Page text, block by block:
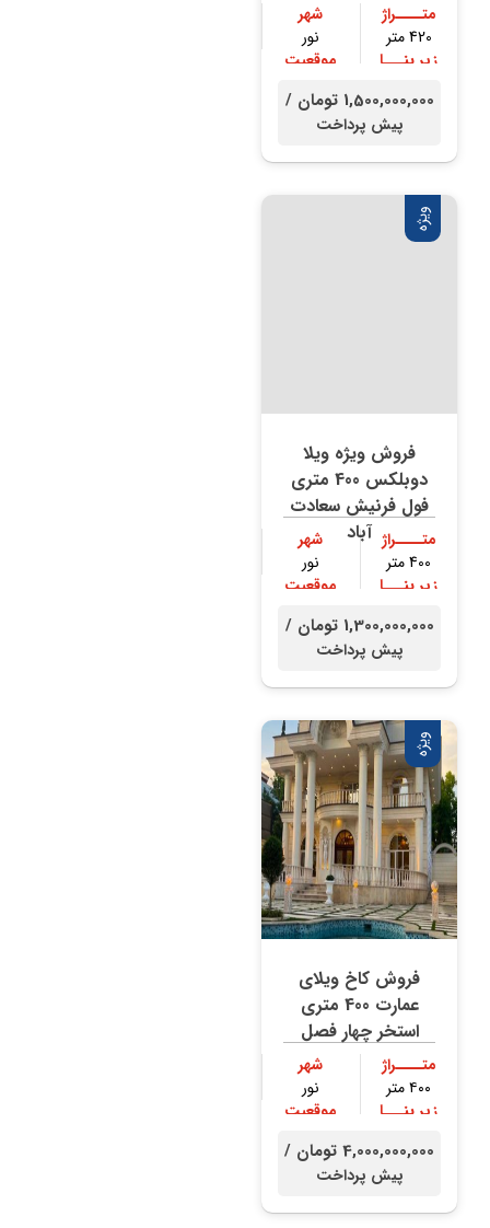
متــــراژ
420 متر
شهر
نور
زیر بنـــا
موقعیت
1,500,000,000 تومان /
پیش پرداخت
ویژه
فروش ویژه ویلا
دوبلکس 400 متری
فول فرنیش سعادت
آباد متــــراژ
400 متر
شهر
نور
زیر بنـــا
موقعیت
1,300,000,000 تومان /
پیش پرداخت
ویژه
فروش کاخ ویلای
عمارت 400 متری
استخر چهار فصل
متــــراژ
۴۰۰ متر
شهر
نور
زیر بنـــا
موقعیت
4,000,000,000 تومان /
پیش پرداخت